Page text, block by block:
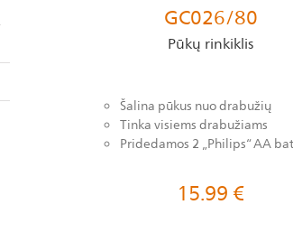
GC026/80
Pūkų rinkiklis
Šalina pūkus nuo drabužių
Tinka visiems drabužiams
Pridedamos 2 „Philips“ AA
15.99€